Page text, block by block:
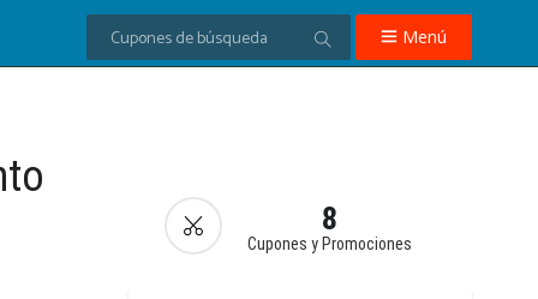
Menú
8
Cupones y Promociones